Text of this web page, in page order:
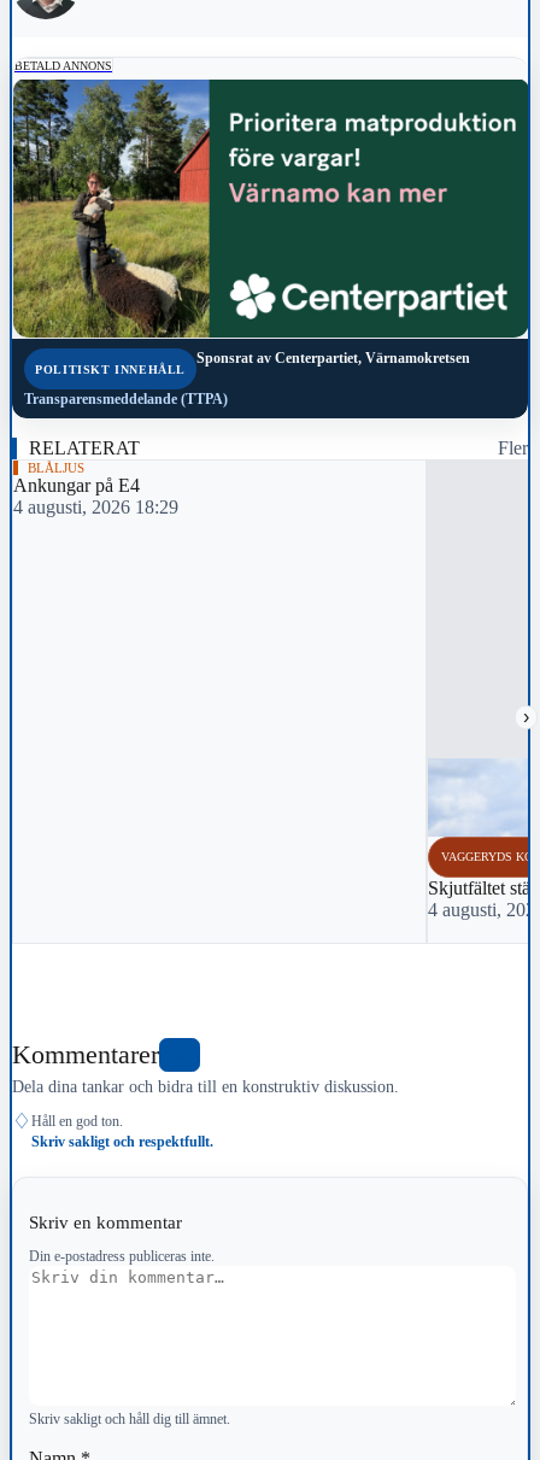
BETALD ANNONS
POLITISKT INNEHÅLL
Sponsrat av Centerpartiet, Värnamokretsen
Transparensmeddelande (TTPA)
RELATERAT Fler
›
BLÅLJUS
Ankungar på E4
4 augusti, 2026 18:29
VAGGERYDS
Skjutfältet
4 augusti,
Kommentarer
Dela dina tankar och bidra till en konstruktiv diskussion.
♢ Håll en god ton.
Skriv sakligt och respektfullt.
Skriv en kommentar
Din e-postadress publiceras inte.
Kommentar
Skriv sakligt och håll dig till ämnet.